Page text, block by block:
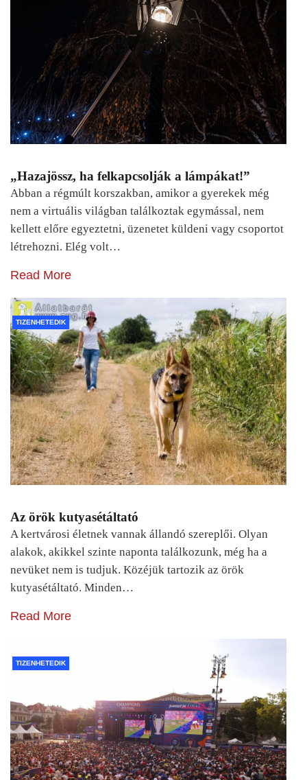
„Hazajössz, ha felkapcsolják a lámpákat!”
Abban a régmúlt korszakban, amikor a gyerekek még
nem a virtuális világban találkoztak egymással, nem
kellett előre egyeztetni, üzenetet küldeni vagy csoportot
létrehozni. Elég volt…
Read More
TIZENHETEDIK
Az örök kutyasétáltató
A kertvárosi életnek vannak állandó szereplői. Olyan
alakok, akikkel szinte naponta találkozunk, még ha a
nevüket nem is tudjuk. Közéjük tartozik az örök
kutyasétáltató. Minden…
Read More
TIZENHETEDIK